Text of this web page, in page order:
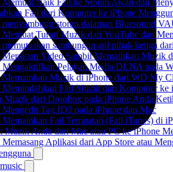
Memuat Naik Fail ke Storan Awan dan
Fail dari Komputer ke iPhone
menyambung storan dalaman Bluesound
Memuat Turun Muzik dari YouTube dan
memutuskan sambungan apl pihak ketiga
Merakam Video Sambil Memainkan Muzik
Mengaktifkan Pelayan Media DLNA pada
Memainkan Muzik di iPhone dari WD My
Memindahkan Fail Muzik dari Komputer
Muzik dari Dropbox pada iPhone Anda
Mengedit Tag ID3 pada iPhone dan Mac
Memainkan Fail Tempatan (Fail iTunes) di
Muzik Anda dari Mac atau PC ke iPhone
Memasang Aplikasi dari App Store atau